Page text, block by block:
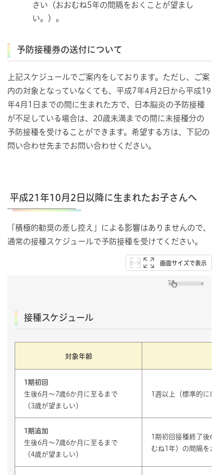
さい（おおむね5年の間隔をおくことが望まし
い。）。
予防接種券の送付について
上記スケジュールでご案内をしております。ただし、ご案
内の対象となっていなくても、平成7年4月2日から平成19
年4月1日までの間に生まれた方で、日本脳炎の予防接種
が不足している場合は、20歳未満までの間に未接種分の
予防接種を受けることができます。希望する方は、下記の
問い合わせ先までお問い合わせください。
平成21年10月2日以降に生まれたお子さんへ
「積極的勧奨の差し控え」による影響はありませんので、
通常の接種スケジュールで予防接種を受けてください。
画面サイズで表示
接種スケジュール
対象年齢
1期初回
生後6月～7歳6か月に至るまで
（3歳が望ましい）
1週以上（標準的に
1期追加
生後6月～7歳6か月に至るまで
（4歳が望ましい）
1期初回接種終了後6
むね1年）の間隔をお